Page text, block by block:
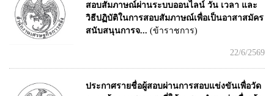
สอบสัมภาษณ์ผ่านระบบออนไลน์ วัน เวลา และ
วิธีปฏิบัติในการสอบสัมภาษณ์เพื่อเป็นอาสาสมัคร
สนับสนุนการจ... (ข้าราชการ)
22/6/2569
ประกาศรายชื่อผู้สอบผ่านการสอบแข่งขันเพื่อวัด